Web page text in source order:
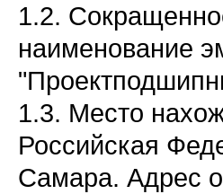
1.2.
наименование
1.3. Место
Российская
Самара. Адрес